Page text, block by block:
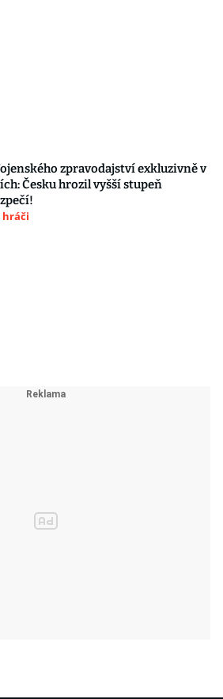
zpravodajství exkluzivně v
Česku hrozil vyšší stupeň
hráči